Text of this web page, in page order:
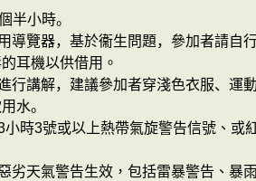
半小時。
導覽器，基於衞生問題，參加者請自
耳機以供借用。
行講解，建議參加者穿淺色衣服、運
水。
小時3號或以上熱帶氣旋警告信號、或
劣天氣警告生效，包括雷暴警告、暴